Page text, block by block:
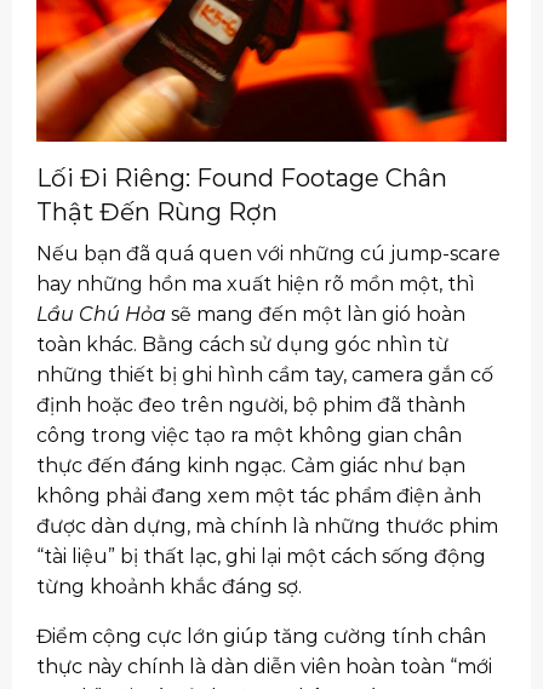
Lối Đi Riêng: Found Footage Chân
Thật Đến Rùng Rợn
Nếu bạn đã quá quen với những cú jump-scare
hay những hồn ma xuất hiện rõ mồn một, thì
Lầu Chú Hỏa sẽ mang đến một làn gió hoàn
toàn khác. Bằng cách sử dụng góc nhìn từ
những thiết bị ghi hình cầm tay, camera gắn cố
định hoặc đeo trên người, bộ phim đã thành
công trong việc tạo ra một không gian chân
thực đến đáng kinh ngạc. Cảm giác như bạn
không phải đang xem một tác phẩm điện ảnh
được dàn dựng, mà chính là những thước phim
“tài liệu” bị thất lạc, ghi lại một cách sống động
từng khoảnh khắc đáng sợ.
Điểm cộng cực lớn giúp tăng cường tính chân
thực này chính là dàn diễn viên hoàn toàn “mới